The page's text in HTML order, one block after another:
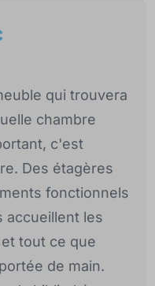
qui trouvera
chambre
c'est
Des étagères
fonctionnels
accueillent les
tout ce que
de main.